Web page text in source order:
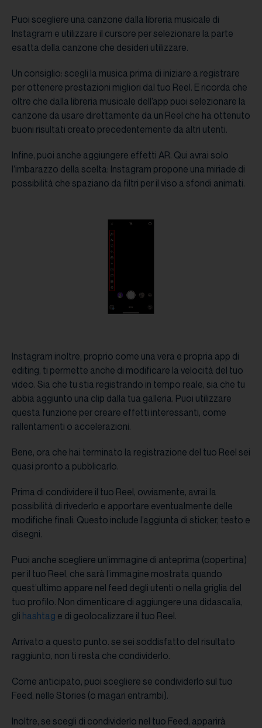
Puoi scegliere una canzone dalla libreria musicale di
Instagram e utilizzare il cursore per selezionare la parte
esatta della canzone che desideri utilizzare.
Un consiglio: scegli la musica prima di iniziare a registrare
per ottenere prestazioni migliori dal tuo Reel. E ricorda che
oltre che dalla libreria musicale dell’app puoi selezionare la
canzone da usare direttamente da un Reel che ha ottenuto
buoni risultati creato precedentemente da altri utenti.
Infine, puoi anche aggiungere effetti AR. Qui avrai solo
l’imbarazzo della scelta: Instagram propone una miriade di
possibilità che spaziano da filtri per il viso a sfondi animati.
Instagram inoltre, proprio come una vera e propria app di
editing, ti permette anche di modificare la velocità del tuo
video. Sia che tu stia registrando in tempo reale, sia che tu
abbia aggiunto una clip dalla tua galleria. Puoi utilizzare
questa funzione per creare effetti interessanti, come
rallentamenti o accelerazioni.
Bene, ora che hai terminato la registrazione del tuo Reel sei
quasi pronto a pubblicarlo.
Prima di condividere il tuo Reel, ovviamente, avrai la
possibilità di rivederlo e apportare eventualmente delle
modifiche finali. Questo include l’aggiunta di sticker, testo e
disegni.
Puoi anche scegliere un’immagine di anteprima (copertina)
per il tuo Reel, che sarà l’immagine mostrata quando
quest’ultimo appare nel feed degli utenti o nella griglia del
tuo profilo. Non dimenticare di aggiungere una didascalia,
gli hashtag e di geolocalizzare il tuo Reel.
Arrivato a questo punto. se sei soddisfatto del risultato
raggiunto, non ti resta che condividerlo.
Come anticipato, puoi scegliere se condividerlo sul tuo
Feed, nelle Stories (o magari entrambi).
Inoltre, se scegli di condividerlo nel tuo Feed, apparirà